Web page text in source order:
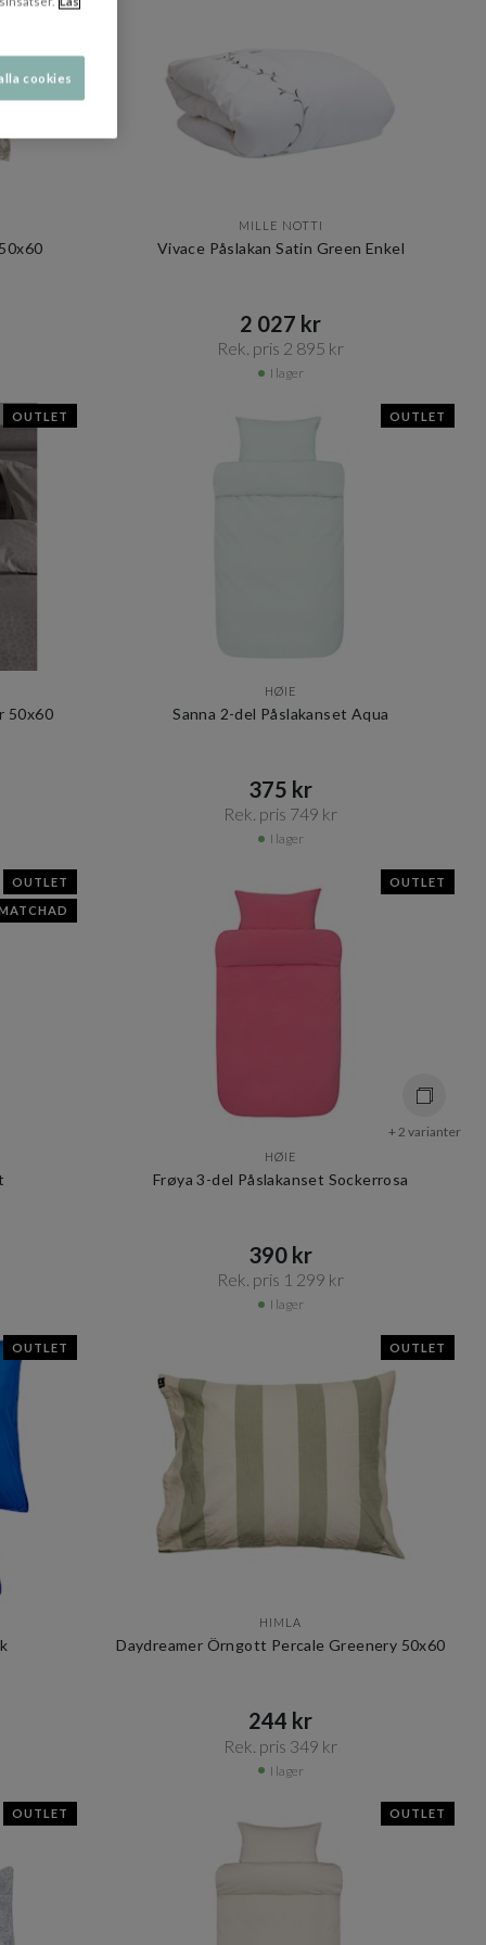
MILLE NOTTI
Vivace Påslakan Satin Green Enkel
2 027 kr​​
Rek. pris 2 895 kr​​
I lager
OUTLET
50x60
OUTLET
HØIE
Sanna 2-del Påslakanset Aqua
375 kr​​
Rek. pris 749 kr​​
I lager
OUTLET OUTLET
+ 2 varianter
HØIE
Frøya 3-del Påslakanset Sockerrosa
390 kr​​
Rek. pris 1 299 kr​​
I lager
OUTLET OUTLET
HIMLA
Daydreamer Örngott Percale Greenery 50x60
244 kr​​
Rek. pris 349 kr​​
I lager
OUTLET OUTLET
cookies